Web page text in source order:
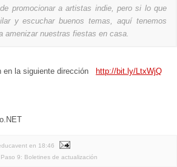
promocionar a artistas indie, pero si lo que
y escuchar buenos temas, aquí tenemos
amenizar nuestras fiestas en casa.
en la siguiente dirección http://bit.ly/LtxWjQ
en 18:46
Paso 9: Boletines de actualización